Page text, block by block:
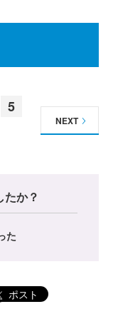
5
NEXT
たか？
た
ポスト